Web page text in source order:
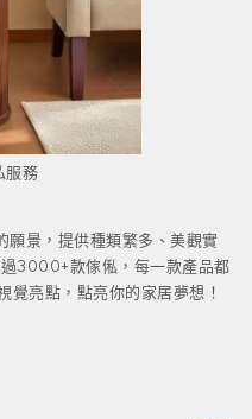
服務
願景，提供種類繁多、美觀實
3000+款傢俬，每一款產品都
覺亮點，點亮你的家居夢想！